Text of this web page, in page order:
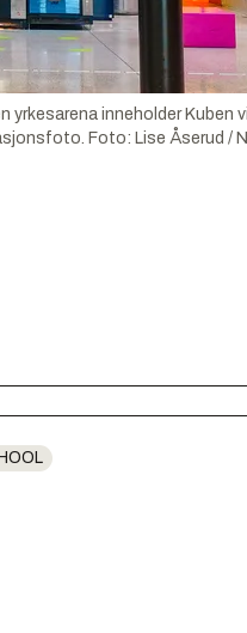
yrkesarena inneholder Kuben
Foto: Lise Åserud /